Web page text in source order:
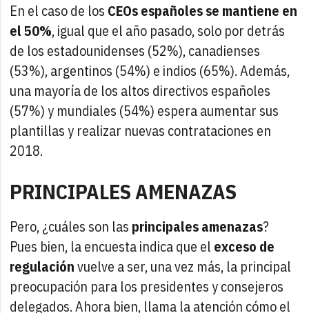
En el caso de los CEOs españoles se mantiene en
el 50%, igual que el año pasado, solo por detrás
de los estadounidenses (52%), canadienses
(53%), argentinos (54%) e indios (65%). Además,
una mayoría de los altos directivos españoles
(57%) y mundiales (54%) espera aumentar sus
plantillas y realizar nuevas contrataciones en
2018.
PRINCIPALES AMENAZAS
Pero, ¿cuáles son las principales amenazas?
Pues bien, la encuesta indica que el exceso de
regulaciónvuelve a ser, una vez más, la principal
preocupación para los presidentes y consejeros
delegados. Ahora bien, llama la atención cómo el